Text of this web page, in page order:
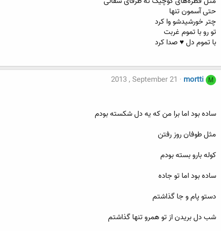
حتی آسمون تنها
چتر خورشیدشو وا کرد
تو رو با تموم غربت
با تموم دل ♥ صدا کرد
M
mortti
2013 , September 21
ساده بود اما برا من که یه دل شکسته بودم
مثل طوفان روز رفتن
کوله بارو بسته بودم
ساده بود اما تو جاده
دستو پام و جا گذاشتم
شب دل بریدن از تو همرو تنها گذاشتم